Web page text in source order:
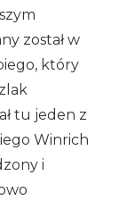
został w
który
tu jeden z
Winrich
i